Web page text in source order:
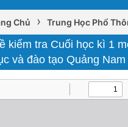
Chủ › Trung Học Phổ
kiểm tra Cuối học kì 1
và đào tạo Quảng